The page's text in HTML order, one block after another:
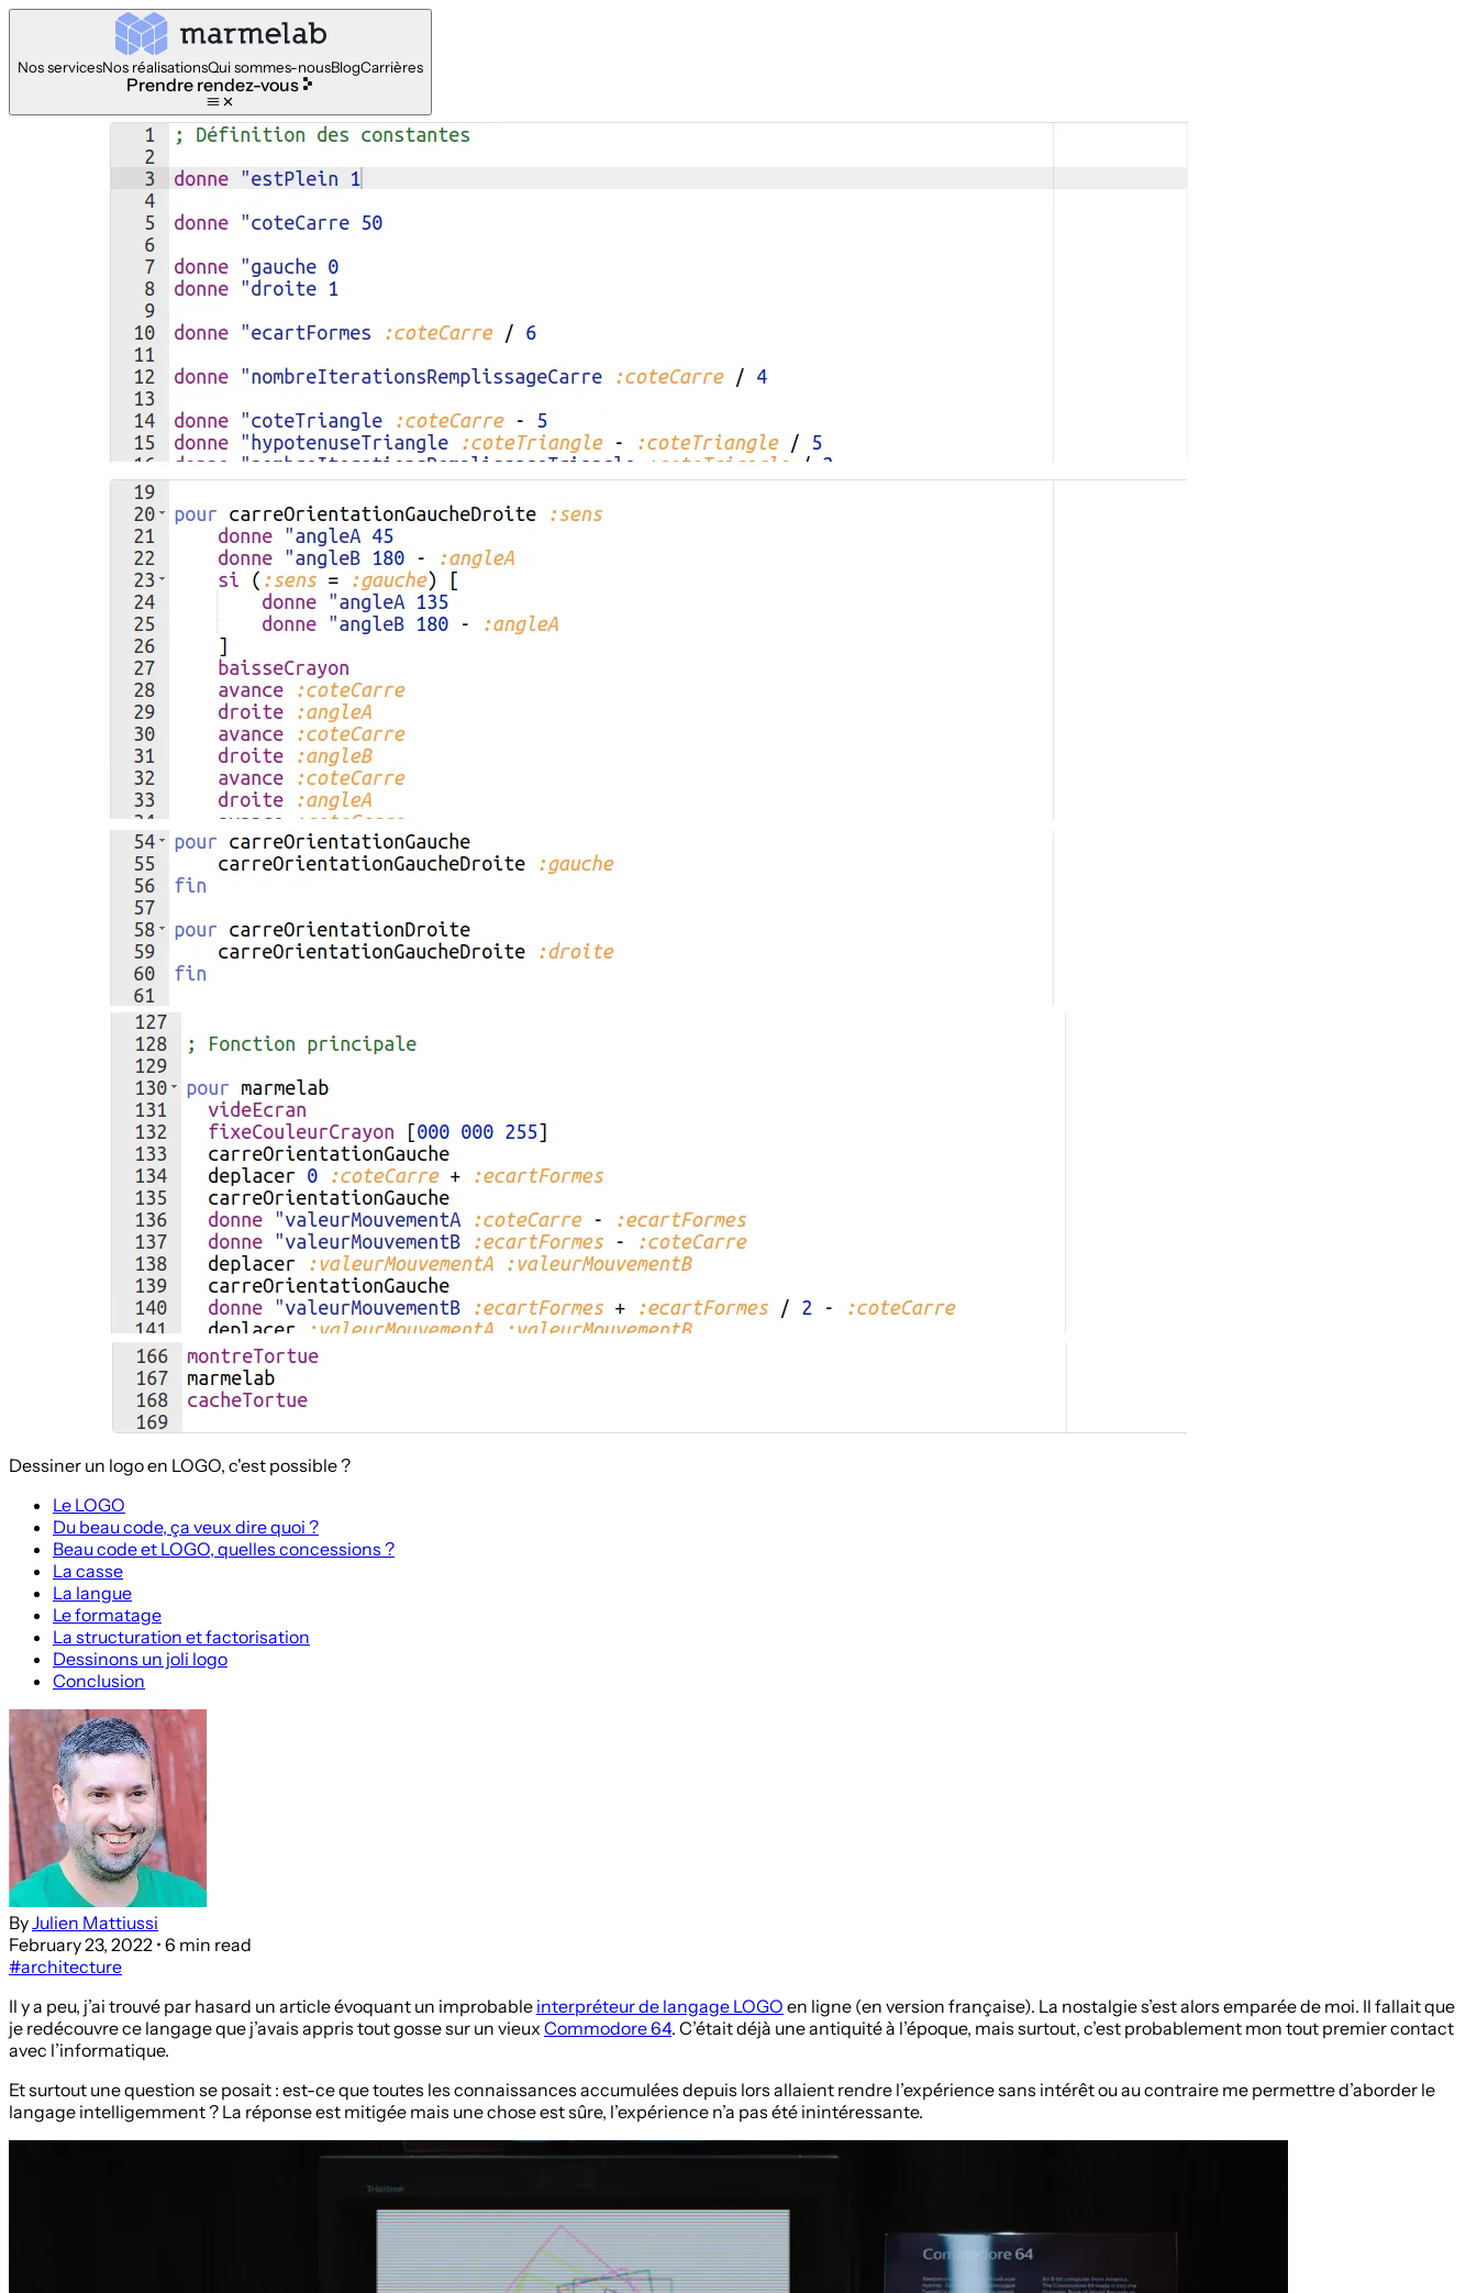
Nos servicesNos réalisationsQui sommes-nousBlogCarrières
Prendre rendez-vous
Dessiner un logo en LOGO, c'est possible ?
Le LOGO
Du beau code, ça veux dire quoi ?
Beau code et LOGO, quelles concessions ?
La casse
La langue
Le formatage
La structuration et factorisation
Dessinons un joli logo
Conclusion
ByJulien Mattiussi
February 23, 2022 • 6 min read
#architecture
Il y a peu, j’ai trouvé par hasard un article évoquant un improbable interpréteur de langage LOGO en ligne (en version française). La nostalgie s’est alors emparée de moi. Il fallait que
je redécouvre ce langage que j’avais appris tout gosse sur un vieux Commodore 64. C’était déjà une antiquité à l’époque, mais surtout, c’est probablement mon tout premier contact
avec l’informatique.
Et surtout une question se posait : est-ce que toutes les connaissances accumulées depuis lors allaient rendre l’expérience sans intérêt ou au contraire me permettre d’aborder le
langage intelligemment ? La réponse est mitigée mais une chose est sûre, l’expérience n’a pas été inintéressante.